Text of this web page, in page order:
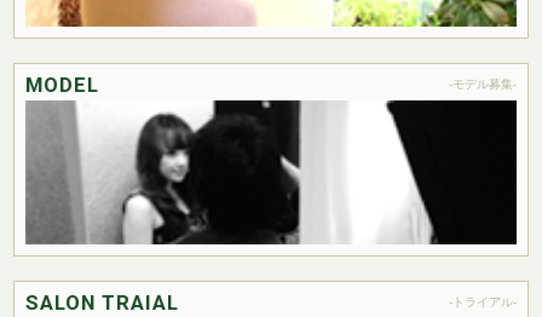
MODEL -モデル募集-
SALON TRAIAL -トライアル-